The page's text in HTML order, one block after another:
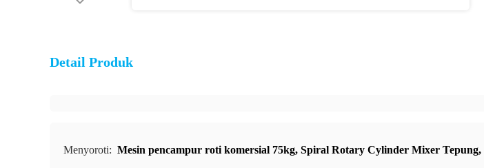
Detail Produk
Menyoroti: Mesin pencampur roti komersial 75kg, Spiral Rotary Cylinder Mixer Tepung,